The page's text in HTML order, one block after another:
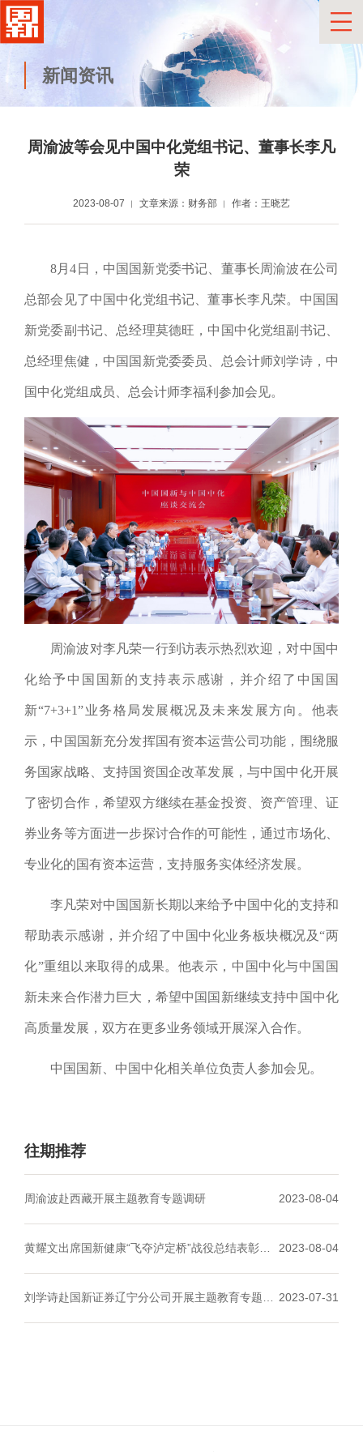
新闻资讯
周渝波等会见中国中化党组书记、董事长李凡
荣
2023-08-07 文章来源：财务部 作者：王晓艺
8月4日，中国国新党委书记、董事长周渝波在公司
总部会见了中国中化党组书记、董事长李凡荣。 中国国
新党委副书记、总经理莫德旺，中国中化党组副书记、
总经理焦健，中国国新党委委员、总会计师刘学诗，中
国中化党组成员、总会计师李福利参加会见。
周渝波对李凡荣一行到访表示热烈欢迎，对中国中
化给予 中国国新的支持表示感谢，并介绍了中国国
新“7+3+1”业务格局发展概况及未来发展方向 。他表
示，中国国新充分发挥国有资本运营公司功能，围绕服
务国家战略、支持国资国企改革发展，与中国中化开展
了密切合作，希望双方继续在基金投资、资产管理、证
券业务等方面进一步探讨合作的可能性，通过市场化、
专业化的国有资本运营，支持服务实体经济发展。
李凡荣对中国国新长期以来给予中国中化的支持和
帮助表示感谢，并介绍了中国中化业务板块概况及“两
化”重组以来取得的成果。他表示，中国中化与中国国
新未来合作潜力巨大，希望中国国新继续支持中国中化
高质量发展，双方在更多业务领域开展深入合作。
中国国新、中国中化相关单位负责人参加会见。
往期推荐
周渝波赴西藏开展主题教育专题调研 2023-08-04
黄耀文出席国新健康“飞夺泸定桥”战役总结表彰会
2023-08-04
刘学诗赴国新证券辽宁分公司开展主题教育专题调
2023-07-31